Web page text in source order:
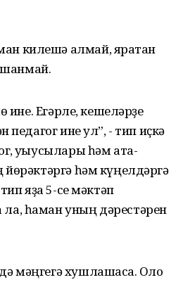
килешә алмай, яратҡан
ине. Егәрле, кешеләрҙе
педагог ине ул”, - тип иҫкә
уҡыусылары һәм ата-
йөрәктәргә һәм күңелдәргә
яҙа 5-се мәктәп
һаман уның дәрестәрен
мәңгегә хушлашасаҡ. Оло